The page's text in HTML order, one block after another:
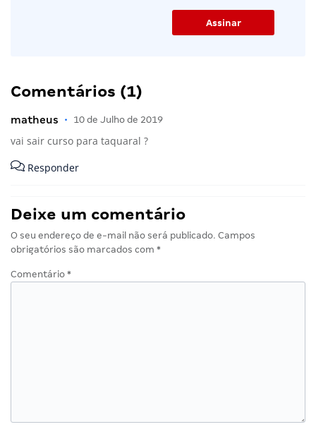
Comentários (1)
matheus • 10 de Julho de 2019
vai sair curso para taquaral ?
Responder
Deixe um comentário
O seu endereço de e-mail não será publicado. Campos
obrigatórios são marcados com *
Comentário *